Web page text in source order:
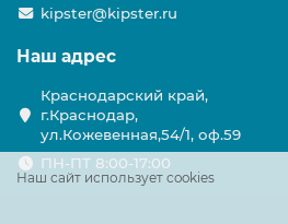
Наш сайт использует cookies
kipster@kipster.ru
Наш адрес
Краснодарский край,
г.Краснодар,
ул.Кожевенная,54/1, оф.59
ПН-ПТ 8:00-17:00